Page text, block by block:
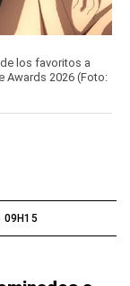
los favoritos a
Awards 2026 (Foto:
09H15